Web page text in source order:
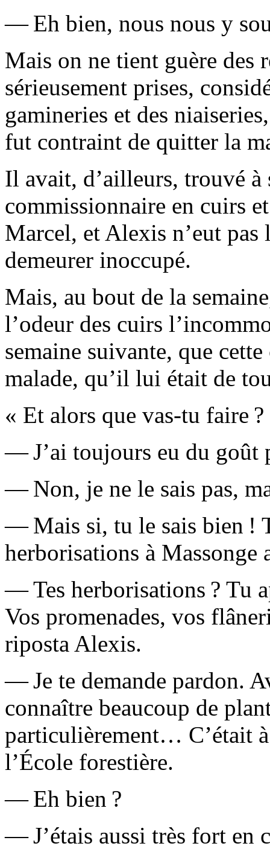
— Eh bien, nous nous y
Mais on ne tient guère des
sérieusement prises,
gamineries et des
fut contraint de quitter la
Il avait, d’ailleurs, trouvé à
commissionnaire en cuirs
Marcel, et Alexis n’eut
demeurer inoccupé.
Mais, au bout de la
l’odeur des cuirs
semaine suivante, que
malade, qu’il lui était de
« Et alors que vas-tu faire
— J’ai toujours eu du goût
— Non, je ne le sais pas,
— Mais si, tu le sais bien !
herborisations à Massonge
— Tes herborisations ? Tu
Vos promenades, vos
riposta Alexis.
— Je te demande pardon.
connaître beaucoup de
particulièrement… C’était
l’École forestière.
— Eh bien ?
— J’étais aussi très fort en